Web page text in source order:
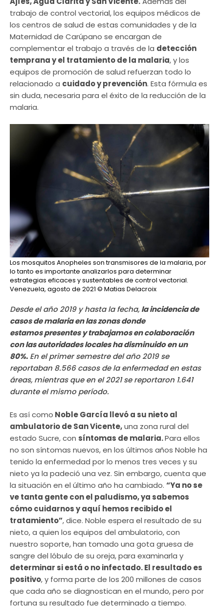
trabajo de control vectorial, los equipos médicos de
los centros de salud de estas comunidades y de la
Maternidad de Carúpano se encargan de
complementar el trabajo a través de la detección
temprana y el tratamiento de la malaria, y los
equipos de promoción de salud refuerzan todo lo
relacionado a cuidado y prevención. Esta fórmula es
sin duda, necesaria para el éxito de la reducción de la
malaria.
Los mosquitos Anopheles son transmisores de la malaria, por
lo tanto es importante analizarlos para determinar
estrategias eficaces y sustentables de control vectorial.
Venezuela, agosto de 2021 © Matias Delacroix
Desde el año 2019 y hasta la fecha,la incidencia de
casos de malaria en las zonas donde
estamos presentes y trabajamos en colaboración
con las autoridades locales ha disminuido en un
80%. En el primer semestre del año 2019 se
reportaban 8.566 casos de la enfermedad en estas
áreas, mientras que en el 2021 se reportaron 1.641
durante el mismo período.
Es así como Noble García llevó a su nieto al
ambulatorio de San Vicente,una zona rural del
estado Sucre, con síntomas de malaria.Para ellos
no son síntomas nuevos, en los últimos años Noble ha
tenido la enfermedad por lo menos tres veces y su
nieto ya la padeció una vez. Sin embargo, cuenta que
la situación en el último año ha cambiado. “Ya no se
ve tanta gente con el paludismo, ya sabemos
cómo cuidarnos y aquí hemos recibido el
tratamiento”, dice. Noble espera el resultado de su
nieto, a quien los equipos del ambulatorio, con
nuestro soporte, han tomado una gota gruesa de
sangre del lóbulo de su oreja, para examinarla y
determinar si está o no infectado. El resultado es
positivo, y forma parte de los 200 millones de casos
que cada año se diagnostican en el mundo, pero por
fortuna su resultado fue determinado a tiempo.